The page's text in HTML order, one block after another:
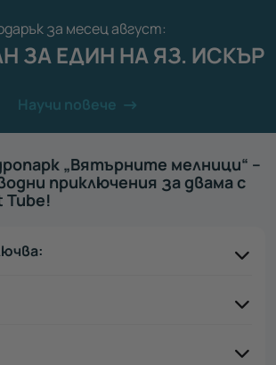
за месец август:
ЗА ЕДИН НА ЯЗ. ИСКЪР
Научи повече
„Вятърните мелници“ –
приключения за двама с
Tube!